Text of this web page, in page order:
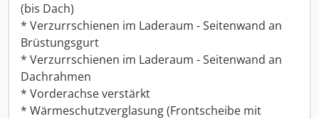
(bis Dach)
* Verzurrschienen im Laderaum - Seitenwand an
Brüstungsgurt
* Verzurrschienen im Laderaum - Seitenwand an
Dachrahmen
* Vorderachse verstärkt
* Wärmeschutzverglasung (Frontscheibe mit